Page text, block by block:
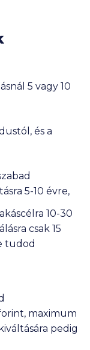
Deutsche
Merkantil Bank,
a
5 vagy 10
és a
5-10 évre,
10-30
csak 15
tudod
maximum
pedig